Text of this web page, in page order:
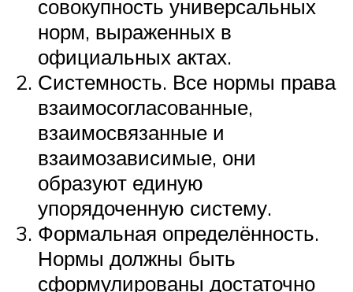
совокупность универсальных
норм, выраженных в
официальных актах.
Системность. Все нормы права
взаимосогласованные,
взаимосвязанные и
взаимозависимые, они
образуют единую
упорядоченную систему.
Формальная определённость.
Нормы должны быть
сформулированы достаточно